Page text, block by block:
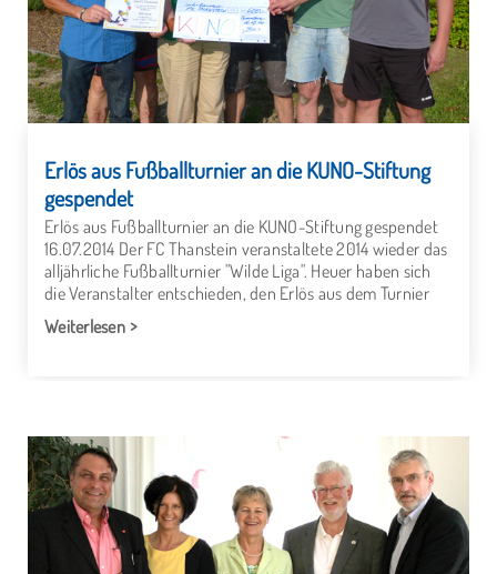
Erlös aus Fußballturnier an die KUNO-Stiftung
gespendet
Erlös aus Fußballturnier an die KUNO-Stiftung gespendet
16.07.2014 Der FC Thanstein veranstaltete 2014 wieder das
alljährliche Fußballturnier "Wilde Liga". Heuer haben sich
die Veranstalter entschieden, den Erlös aus dem Turnier
Weiterlesen